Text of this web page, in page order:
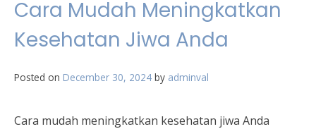
Cara Mudah Meningkatkan
Kesehatan Jiwa Anda
Posted on December 30, 2024 by adminval
Cara mudah meningkatkan kesehatan jiwa Anda